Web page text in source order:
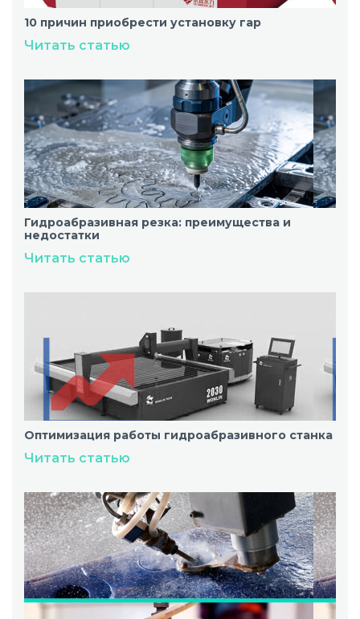
10 причин приобрести установку гар
Читать статью
Гидроабразивная резка: преимущества и
недостатки
Читать статью
Оптимизация работы гидроабразивного станка
Читать статью